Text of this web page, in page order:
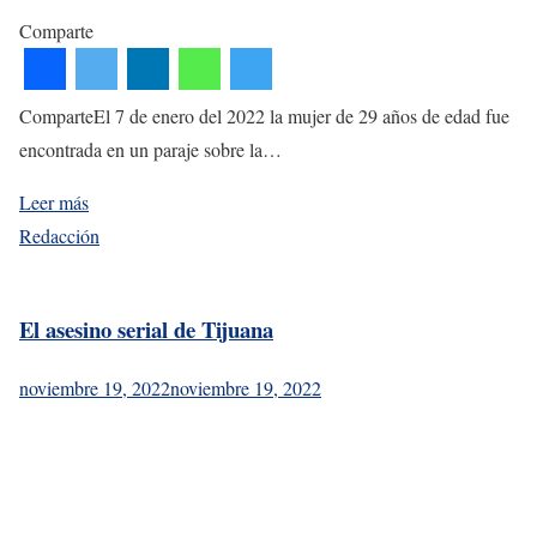
Comparte
ComparteEl 7 de enero del 2022 la mujer de 29 años de edad fue
encontrada en un paraje sobre la…
Leer más
Redacción
El asesino serial de Tijuana
noviembre 19, 2022noviembre 19, 2022